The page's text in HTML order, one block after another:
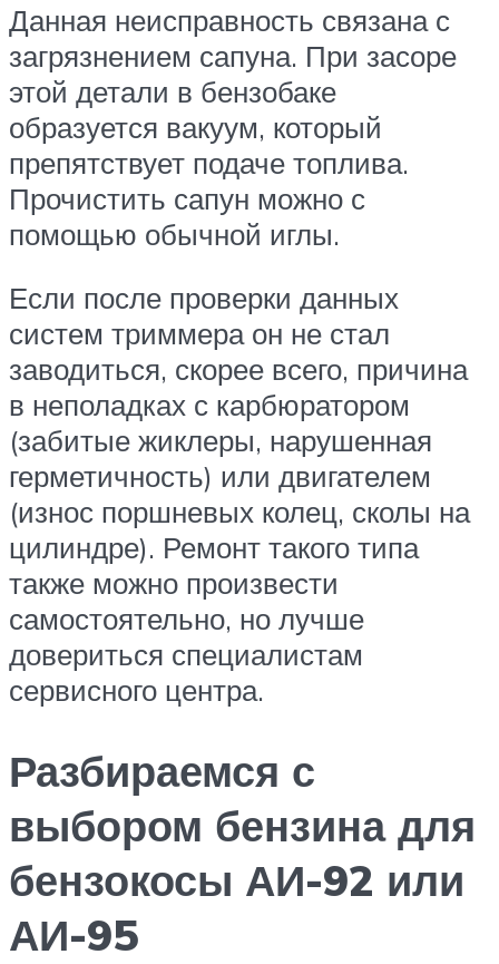
Данная неисправность связана с
загрязнением сапуна. При засоре
этой детали в бензобаке
образуется вакуум, который
препятствует подаче топлива.
Прочистить сапун можно с
помощью обычной иглы.
Если после проверки данных
систем триммера он не стал
заводиться, скорее всего, причина
в неполадках с карбюратором
(забитые жиклеры, нарушенная
герметичность) или двигателем
(износ поршневых колец, сколы на
цилиндре). Ремонт такого типа
также можно произвести
самостоятельно, но лучше
довериться специалистам
сервисного центра.
Разбираемся с
выбором бензина для
бензокосы АИ-92 или
АИ-95